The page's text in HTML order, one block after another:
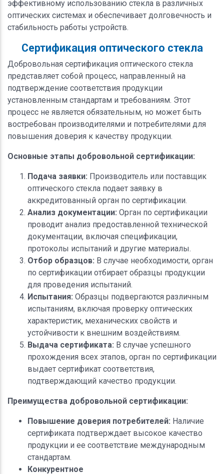
эффективному использованию стекла в различных
оптических системах и обеспечивает долговечность и
стабильность работы устройств.
Сертификация оптического стекла
Добровольная сертификация оптического стекла
представляет собой процесс, направленный на
подтверждение соответствия продукции
установленным стандартам и требованиям. Этот
процесс не является обязательным, но может быть
востребован производителями и потребителями для
повышения доверия к качеству продукции.
Основные этапы добровольной сертификации:
Подача заявки: Производитель или поставщик
оптического стекла подает заявку в
аккредитованный орган по сертификации.
Анализ документации: Орган по сертификации
проводит анализ предоставленной технической
документации, включая спецификации,
протоколы испытаний и другие материалы.
Отбор образцов: В случае необходимости, орган
по сертификации отбирает образцы продукции
для проведения испытаний.
Испытания: Образцы подвергаются различным
испытаниям, включая проверку оптических
характеристик, механических свойств и
устойчивости к внешним воздействиям.
Выдача сертификата: В случае успешного
прохождения всех этапов, орган по сертификации
выдает сертификат соответствия,
подтверждающий качество продукции.
Преимущества добровольной сертификации:
Повышение доверия потребителей: Наличие
сертификата подтверждает высокое качество
продукции и ее соответствие международным
стандартам.
Конкурентное